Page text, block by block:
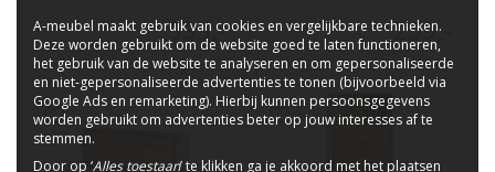
535,- 259,-
A-meubel maakt gebruik van cookies en vergelijkbare technieken.
Deze worden gebruikt om de website goed te laten functioneren,
het gebruik van de website te analyseren en om gepersonaliseerde
en niet-gepersonaliseerde advertenties te tonen (bijvoorbeeld via
Google Ads en remarketing). Hierbij kunnen persoonsgegevens
worden gebruikt om advertenties beter op jouw interesses af te
stemmen.
Door op ‘Alles toestaan’ te klikken ga je akkoord met het plaatsen